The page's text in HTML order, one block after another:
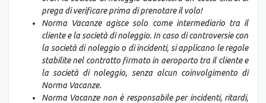
prega di verificare prima di prenotare il volo!
Norma Vacanze agisce solo come intermediario tra il
cliente e la società di noleggio. In caso di controversie con
la società di noleggio o di incidenti, si applicano le regole
stabilite nel contratto firmato in aeroporto tra il cliente e
la società di noleggio, senza alcun coinvolgimento di
Norma Vacanze.
Norma Vacanze non è responsabile per incidenti, ritardi,